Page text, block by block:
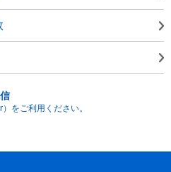
をご利用ください。